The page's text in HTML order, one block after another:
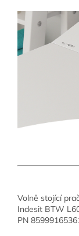
Volně stojící
Indesit BTW
PN